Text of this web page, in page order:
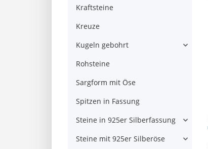
Kraftsteine
Kreuze
Kugeln gebohrt
Rohsteine
Sargform mit Öse
Spitzen in Fassung
Steine in 925er Silberfassung
Steine mit 925er Silberöse